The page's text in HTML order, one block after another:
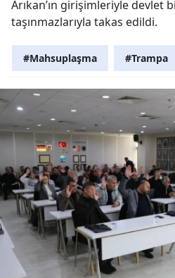
Arıkan’ın girişimleriyle devlet
taşınmazlarıyla takas edildi.
#Mahsuplaşma #Trampa